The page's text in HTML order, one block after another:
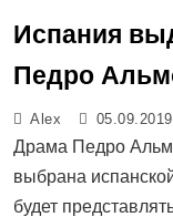
Испания
Педро
Alex 05.09.2019
Драма Педро
выбрана
будет